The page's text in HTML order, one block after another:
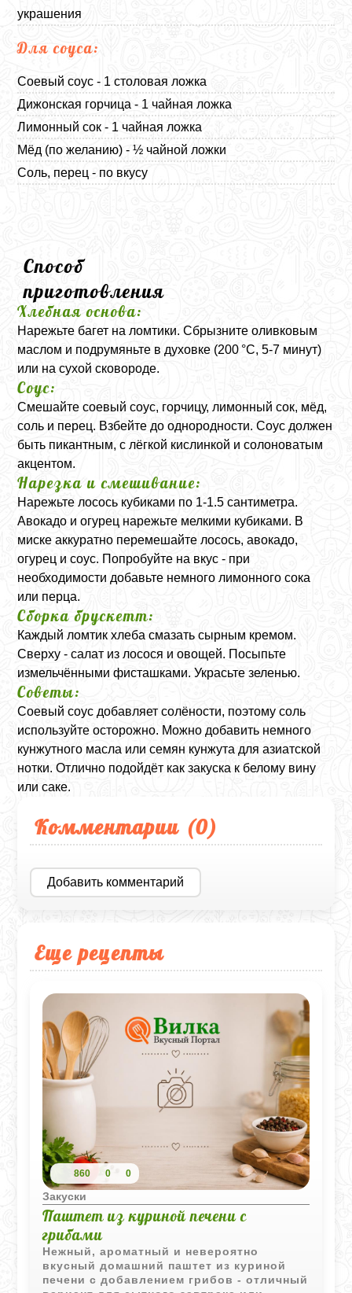
украшения
Для соуса:
Соевый соус - 1 столовая ложка
Дижонская горчица - 1 чайная ложка
Лимонный сок - 1 чайная ложка
Мёд (по желанию) - ½ чайной ложки
Соль, перец - по вкусу
Способ
приготовления
Хлебная основа:
Нарежьте багет на ломтики. Сбрызните оливковым
маслом и подрумяньте в духовке (200 °C, 5-7 минут)
или на сухой сковороде.
Соус:
Смешайте соевый соус, горчицу, лимонный сок, мёд,
соль и перец. Взбейте до однородности. Соус должен
быть пикантным, с лёгкой кислинкой и солоноватым
акцентом.
Нарезка и смешивание:
Нарежьте лосось кубиками по 1-1.5 сантиметра.
Авокадо и огурец нарежьте мелкими кубиками. В
миске аккуратно перемешайте лосось, авокадо,
огурец и соус. Попробуйте на вкус - при
необходимости добавьте немного лимонного сока
или перца.
Сборка брускетт:
Каждый ломтик хлеба смазать сырным кремом.
Сверху - салат из лосося и овощей. Посыпьте
измельчёнными фисташками. Украсьте зеленью.
Советы:
Соевый соус добавляет солёности, поэтому соль
используйте осторожно. Можно добавить немного
кунжутного масла или семян кунжута для азиатской
нотки. Отлично подойдёт как закуска к белому вину
или саке.
Комментарии (0)
Добавить комментарий
Еще рецепты
860 0 0
Закуски
Паштет из куриной печени с
грибами
Нежный, ароматный и невероятно
вкусный домашний паштет из куриной
печени с добавлением грибов - отличный